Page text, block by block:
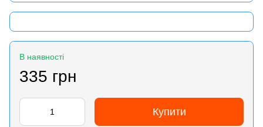
В наявності
335 грн
Купити